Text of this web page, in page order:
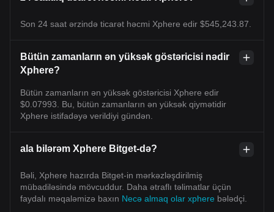
Son 24 saat ərzində ticarət həcmi Xphere edir $545,243.87.
Bütün zamanların ən yüksək göstəricisi nədir
Xphere?
Bütün zamanların ən yüksək göstəricisi Xphere edir
$0.07993. Bu, bütün zamanların ən yüksək qiymətidir
Xphere istifadəyə verildiyi gündən.
ala bilərəm Xphere Bitget-də?
Bəli, Xphere hazırda Bitget-in mərkəzləşdirilmiş
mübadiləsində mövcuddur. Daha ətraflı təlimatlar üçün
faydalı məqaləmizə baxın Necə almaq olar xphere bələdçi.